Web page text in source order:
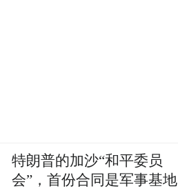
特朗普的加沙“和平委员
会”，首份合同是军事基地